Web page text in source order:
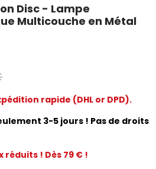
Disc - Lampe
Multicouche en Métal
rapide (DHL or DPD).
3-5 jours ! Pas de droits
réduits ! Dès 79 € !